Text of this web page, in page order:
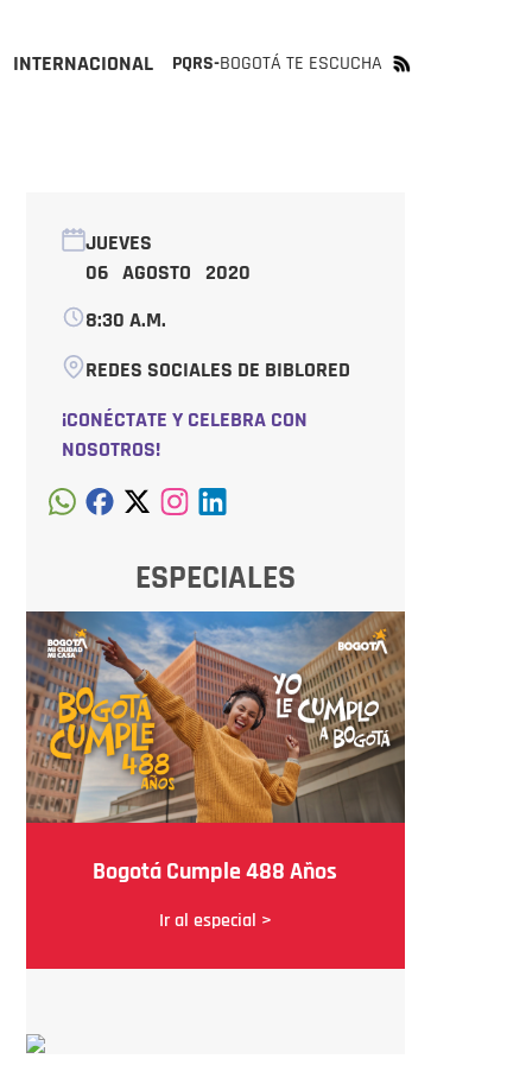
INTERNACIONAL PQRS-BOGOTÁ TE ESCUCHA
JUEVES
06 AGOSTO 2020
8:30 A.M.
REDES SOCIALES DE BIBLORED
¡CONÉCTATE Y CELEBRA CON
NOSOTROS!
ESPECIALES
Bogotá Cumple 488 Años
Ir al especial >